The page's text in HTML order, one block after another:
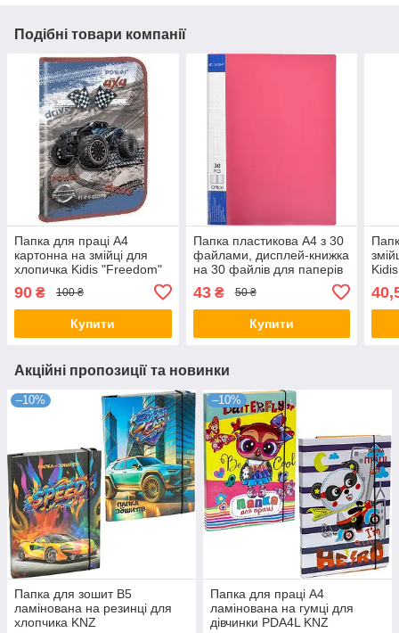
Подібні товари компанії
Папка для праці А4
картонна на змійці для
хлопичка Kidis "Freedom"
90 ₴ 100 ₴
Купити
Папка пластикова А4 з 30
файлами, дисплей-книжка
на 30 файлів для паперів
43₴ 50 ₴
Купити
Акційні пропозиції та новинки
–10%
Папка для зошит В5
ламінована на резинці для
хлопчика KNZ
–10%
Папка для праці А4
ламінована на гумці для
дівчинки PDA4L KNZ